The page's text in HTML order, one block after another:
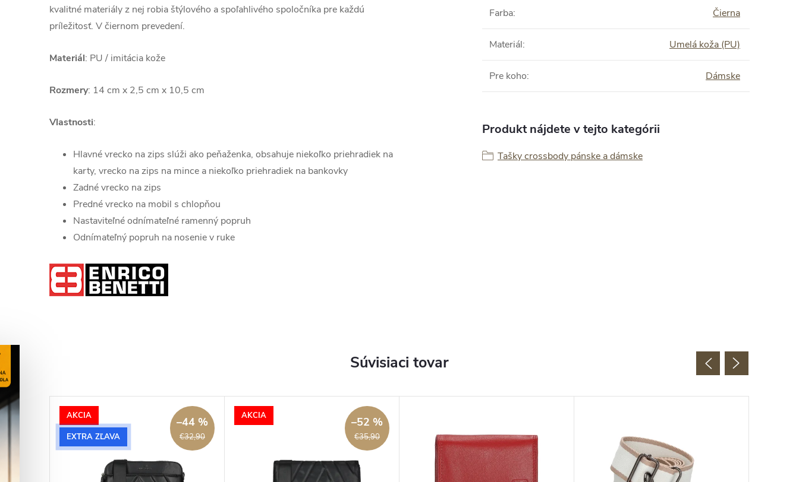
kvalitné materiály z nej robia štýlového a spoľahlivého spoločníka pre každú
príležitosť. V čiernom prevedení.
Materiál: PU / imitácia kože
Rozmery: 14 cm x 2,5 cm x 10,5 cm
Vlastnosti:
Hlavné vrecko na zips slúži ako peňaženka, obsahuje niekoľko priehradiek na
karty, vrecko na zips na mince a niekoľko priehradiek na bankovky
Zadné vrecko na zips
Predné vrecko na mobil s chlopňou
Nastaviteľné odnímateľné ramenný popruh
Odnímateľný popruh na nosenie v ruke
Farba: Čierna
Materiál: Umelá koža (PU)
Pre koho: Dámske
Produkt nájdete v tejto kategórii
Tašky crossbody pánske a dámske
Súvisiaci tovar
AKCIA
EXTRA ZĽAVA
€32,90
–44 % AKCIA
€35,90
–52 %